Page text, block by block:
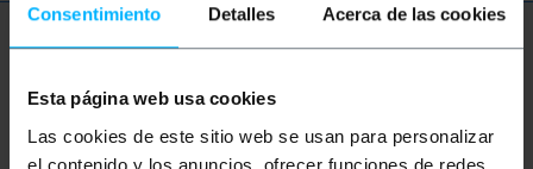
Consentimiento Detalles Acerca de las cookies
Esta página web usa cookies
Las cookies de este sitio web se usan para personalizar
el contenido y los anuncios, ofrecer funciones de redes
Ulteriori informazioni
Descrizione